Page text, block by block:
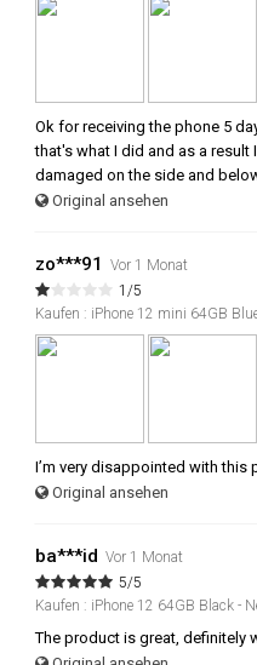
Ok for receiving the phone 5
that's what I did and as a
damaged on the side and
Original ansehen
zo***91
Vor 1 Monat
1/5
Kaufen : iPhone 12 mini 64GB
I’m very disappointed with this
Original ansehen
ba***id Vor 1 Monat
5/5
Kaufen : iPhone 12 64GB Black -
The product is great, definitely